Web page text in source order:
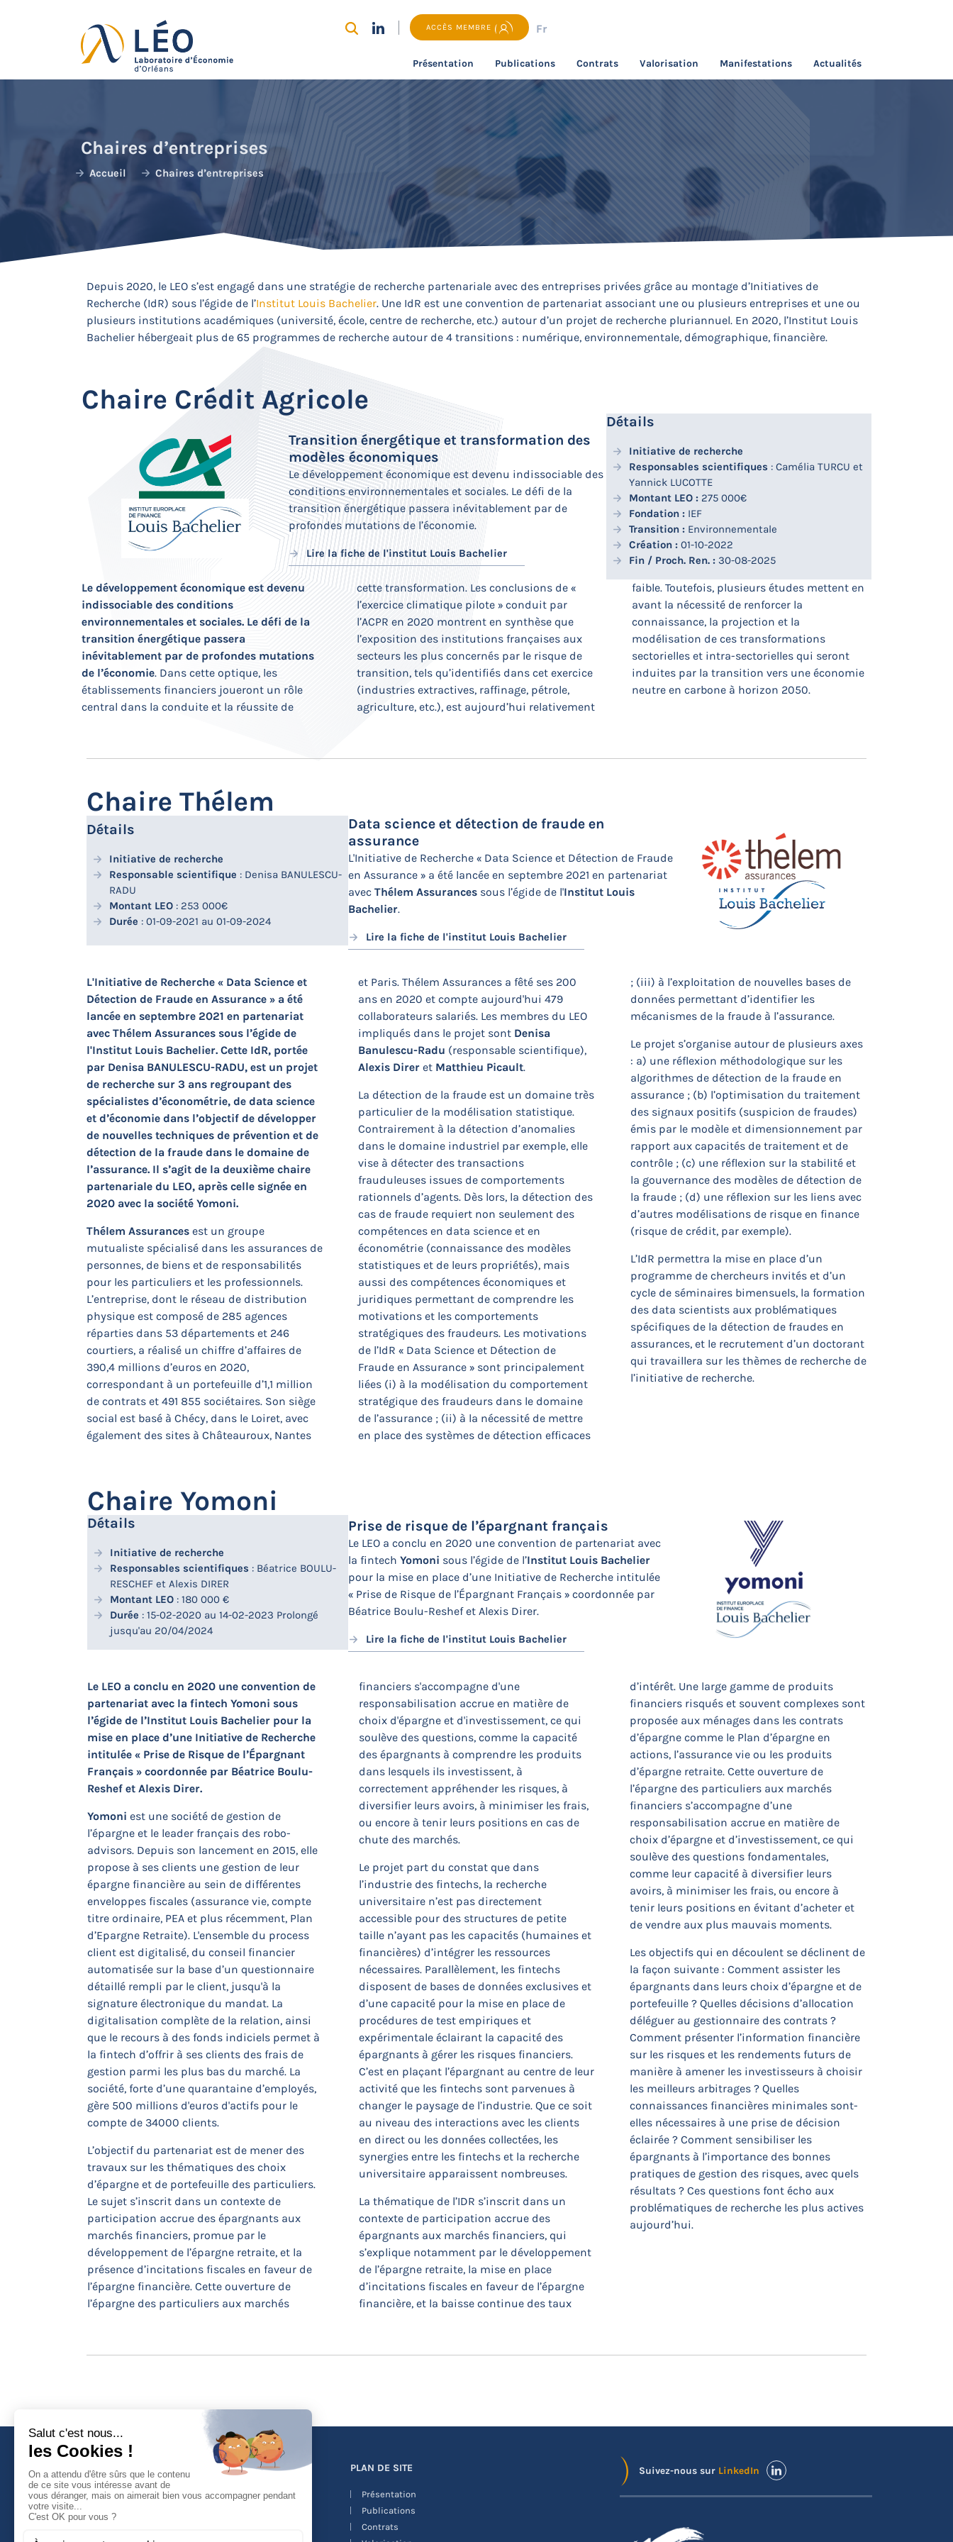
ACCÈS MEMBRE Fr
Présentation Publications Contrats Valorisation Manifestations Actualités
Chaires d’entreprises
Accueil Chaires d’entreprises
Depuis 2020, le LEO s’est engagé dans une stratégie de recherche partenariale avec des entreprises privées grâce au montage d’Initiatives de
Recherche (IdR) sous l’égide de l’Institut Louis Bachelier. Une IdR est une convention de partenariat associant une ou plusieurs entreprises et une ou
plusieurs institutions académiques (université, école, centre de recherche, etc.) autour d’un projet de recherche pluriannuel. En 2020, l’Institut Louis
Bachelier hébergeait plus de 65 programmes de recherche autour de 4 transitions : numérique, environnementale, démographique, financière.
Chaire Crédit Agricole
Transition énergétique et transformation des
modèles économiques
Le développement économique est devenu indissociable des
conditions environnementales et sociales. Le défi de la
transition énergétique passera inévitablement par de
profondes mutations de l’économie.
Lire la fiche de l'institut Louis Bachelier
Détails
Initiative de recherche
Responsables scientifiques : Camélia TURCU et
Yannick LUCOTTE
Montant LEO : 275 000€
Fondation : IEF
Transition : Environnementale
Création :01-10-2022
Fin / Proch. Ren. :30-08-2025
Le développement économique est devenu
indissociable des conditions
environnementales et sociales. Le défi de la
transition énergétique passera
inévitablement par de profondes mutations
de l’économie. Dans cette optique, les
établissements financiers joueront un rôle
central dans la conduite et la réussite de
cette transformation. Les conclusions de «
l’exercice climatique pilote » conduit par
l’ACPR en 2020 montrent en synthèse que
l’exposition des institutions françaises aux
secteurs les plus concernés par le risque de
transition, tels qu’identifiés dans cet exercice
(industries extractives, raffinage, pétrole,
agriculture, etc.), est aujourd’hui relativement
faible. Toutefois, plusieurs études mettent en
avant la nécessité de renforcer la
connaissance, la projection et la
modélisation de ces transformations
sectorielles et intra-sectorielles qui seront
induites par la transition vers une économie
neutre en carbone à horizon 2050.
Chaire Thélem
Détails
Initiative de recherche
Responsable scientifique : Denisa BANULESCU-
RADU
Montant LEO : 253 000€
Durée : 01-09-2021 au 01-09-2024
Data science et détection de fraude en
assurance
L'Initiative de Recherche « Data Science et Détection de Fraude
en Assurance » a été lancée en septembre 2021 en partenariat
avecThélem Assurances sous l’égide de l'Institut Louis
Bachelier.
Lire la fiche de l'institut Louis Bachelier
L'Initiative de Recherche « Data Science et
Détection de Fraude en Assurance » a été
lancée en septembre 2021 en partenariat
avec Thélem Assurances sous l’égide de
l'Institut Louis Bachelier. Cette IdR, portée
par Denisa BANULESCU-RADU, est un projet
de recherche sur 3 ans regroupant des
spécialistes d’économétrie, de data science
et d’économie dans l’objectif de développer
de nouvelles techniques de prévention et de
détection de la fraude dans le domaine de
l’assurance. Il s’agit de la deuxième chaire
partenariale du LEO, après celle signée en
2020 avec la société Yomoni.
Thélem Assurances est un groupe
mutualiste spécialisé dans les assurances de
personnes, de biens et de responsabilités
pour les particuliers et les professionnels.
L’entreprise, dont le réseau de distribution
physique est composé de 285 agences
réparties dans 53 départements et 246
courtiers, a réalisé un chiffre d’affaires de
390,4 millions d’euros en 2020,
correspondant à un portefeuille d’1,1 million
de contrats et 491 855 sociétaires. Son siège
social est basé à Chécy, dans le Loiret, avec
également des sites à Châteauroux, Nantes
et Paris. Thélem Assurances a fêté ses 200
ans en 2020 et compte aujourd'hui 479
collaborateurs salariés. Les membres du LEO
impliqués dans le projet sont Denisa
Banulescu-Radu (responsable scientifique),
Alexis Direr et Matthieu Picault.
La détection de la fraude est un domaine très
particulier de la modélisation statistique.
Contrairement à la détection d’anomalies
dans le domaine industriel par exemple, elle
vise à détecter des transactions
frauduleuses issues de comportements
rationnels d’agents. Dès lors, la détection des
cas de fraude requiert non seulement des
compétences en data science et en
économétrie (connaissance des modèles
statistiques et de leurs propriétés), mais
aussi des compétences économiques et
juridiques permettant de comprendre les
motivations et les comportements
stratégiques des fraudeurs. Les motivations
de l’IdR « Data Science et Détection de
Fraude en Assurance » sont principalement
liées (i) à la modélisation du comportement
stratégique des fraudeurs dans le domaine
de l’assurance ; (ii) à la nécessité de mettre
en place des systèmes de détection efficaces
; (iii) à l’exploitation de nouvelles bases de
données permettant d’identifier les
mécanismes de la fraude à l’assurance.
Le projet s’organise autour de plusieurs axes
: a) une réflexion méthodologique sur les
algorithmes de détection de la fraude en
assurance ; (b) l’optimisation du traitement
des signaux positifs (suspicion de fraudes)
émis par le modèle et dimensionnement par
rapport aux capacités de traitement et de
contrôle ; (c) une réflexion sur la stabilité et
la gouvernance des modèles de détection de
la fraude ; (d) une réflexion sur les liens avec
d’autres modélisations de risque en finance
(risque de crédit, par exemple).
L’IdR permettra la mise en place d’un
programme de chercheurs invités et d’un
cycle de séminaires bimensuels, la formation
des data scientists aux problématiques
spécifiques de la détection de fraudes en
assurances, et le recrutement d’un doctorant
qui travaillera sur les thèmes de recherche de
l’initiative de recherche.
Chaire Yomoni
Détails
Initiative de recherche
Responsables scientifiques : Béatrice BOULU-
RESCHEF et Alexis DIRER
Montant LEO : 180 000 €
Durée : 15-02-2020 au 14-02-2023 Prolongé
jusqu'au 20/04/2024
Prise de risque de l’épargnant français
Le LEO a conclu en 2020 une convention de partenariat avec
la fintechYomoni sous l’égide de l’Institut Louis Bachelier
pour la mise en place d’une Initiative de Recherche intitulée
« Prise de Risque de l’Épargnant Français » coordonnée par
Béatrice Boulu-Reshef et Alexis Direr.
Lire la fiche de l'institut Louis Bachelier
Le LEO a conclu en 2020 une convention de
partenariat avec la fintech Yomoni sous
l’égide de l’Institut Louis Bachelier pour la
mise en place d’une Initiative de Recherche
intitulée « Prise de Risque de l’Épargnant
Français » coordonnée par Béatrice Boulu-
Reshef et Alexis Direr.
Yomoni est une société de gestion de
l’épargne et le leader français des robo-
advisors. Depuis son lancement en 2015, elle
propose à ses clients une gestion de leur
épargne financière au sein de différentes
enveloppes fiscales (assurance vie, compte
titre ordinaire, PEA et plus récemment, Plan
d’Epargne Retraite). L'ensemble du process
client est digitalisé, du conseil financier
automatisée sur la base d’un questionnaire
détaillé rempli par le client, jusqu'à la
signature électronique du mandat. La
digitalisation complète de la relation, ainsi
que le recours à des fonds indiciels permet à
la fintech d’offrir à ses clients des frais de
gestion parmi les plus bas du marché. La
société, forte d’une quarantaine d’employés,
gère 500 millions d'euros d'actifs pour le
compte de 34000 clients.
L’objectif du partenariat est de mener des
travaux sur les thématiques des choix
d’épargne et de portefeuille des particuliers.
Le sujet s’inscrit dans un contexte de
participation accrue des épargnants aux
marchés financiers, promue par le
développement de l’épargne retraite, et la
présence d’incitations fiscales en faveur de
l’épargne financière. Cette ouverture de
l’épargne des particuliers aux marchés
financiers s'accompagne d'une
responsabilisation accrue en matière de
choix d'épargne et d'investissement, ce qui
soulève des questions, comme la capacité
des épargnants à comprendre les produits
dans lesquels ils investissent, à
correctement appréhender les risques, à
diversifier leurs avoirs, à minimiser les frais,
ou encore à tenir leurs positions en cas de
chute des marchés.
Le projet part du constat que dans
l’industrie des fintechs, la recherche
universitaire n’est pas directement
accessible pour des structures de petite
taille n’ayant pas les capacités (humaines et
financières) d’intégrer les ressources
nécessaires. Parallèlement, les fintechs
disposent de bases de données exclusives et
d’une capacité pour la mise en place de
procédures de test empiriques et
expérimentale éclairant la capacité des
épargnants à gérer les risques financiers.
C’est en plaçant l’épargnant au centre de leur
activité que les fintechs sont parvenues à
changer le paysage de l’industrie. Que ce soit
au niveau des interactions avec les clients
en direct ou les données collectées, les
synergies entre les fintechs et la recherche
universitaire apparaissent nombreuses.
La thématique de l’IDR s’inscrit dans un
contexte de participation accrue des
épargnants aux marchés financiers, qui
s’explique notamment par le développement
de l’épargne retraite, la mise en place
d’incitations fiscales en faveur de l’épargne
financière, et la baisse continue des taux
d’intérêt. Une large gamme de produits
financiers risqués et souvent complexes sont
proposée aux ménages dans les contrats
d’épargne comme le Plan d’épargne en
actions, l’assurance vie ou les produits
d’épargne retraite. Cette ouverture de
l’épargne des particuliers aux marchés
financiers s’accompagne d’une
responsabilisation accrue en matière de
choix d’épargne et d’investissement, ce qui
soulève des questions fondamentales,
comme leur capacité à diversifier leurs
avoirs, à minimiser les frais, ou encore à
tenir leurs positions en évitant d’acheter et
de vendre aux plus mauvais moments.
Les objectifs qui en découlent se déclinent de
la façon suivante : Comment assister les
épargnants dans leurs choix d’épargne et de
portefeuille ? Quelles décisions d’allocation
déléguer au gestionnaire des contrats ?
Comment présenter l’information financière
sur les risques et les rendements futurs de
manière à amener les investisseurs à choisir
les meilleurs arbitrages ? Quelles
connaissances financières minimales sont-
elles nécessaires à une prise de décision
éclairée ? Comment sensibiliser les
épargnants à l’importance des bonnes
pratiques de gestion des risques, avec quels
résultats ? Ces questions font écho aux
problématiques de recherche les plus actives
aujourd’hui.
PLAN DE SITE
Présentation
Publications
Contrats
Suivez-nous sur LinkedIn